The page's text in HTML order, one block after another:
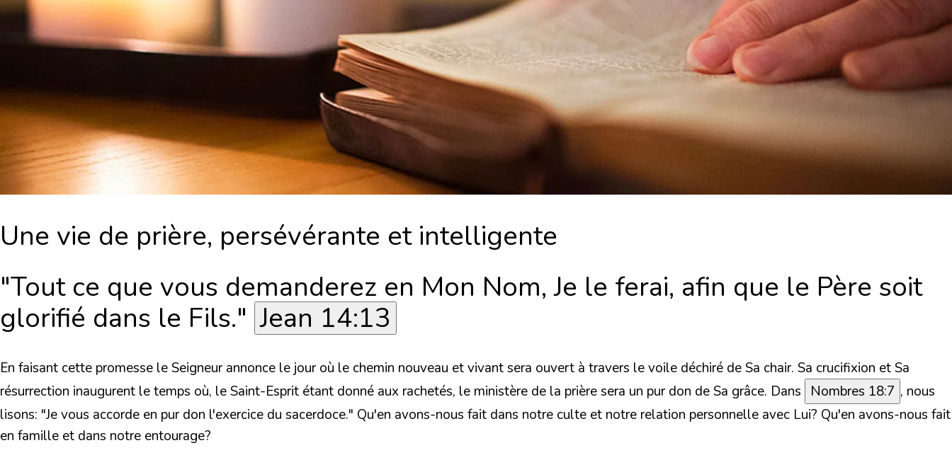
Une vie de prière, persévérante et intelligente
"Tout ce que vous demanderez en Mon Nom, Je le ferai, afin que le Père soit
glorifié dans le Fils." Jean 14:13
En faisant cette promesse le Seigneur annonce le jour où le chemin nouveau et vivant sera ouvert à travers le voile déchiré de Sa chair. Sa crucifixion et Sa
résurrection inaugurent le temps où, le Saint-Esprit étant donné aux rachetés, le ministère de la prière sera un pur don de Sa grâce. Dans Nombres 18:7 , nous
lisons: "Je vous accorde en pur don l'exercice du sacerdoce." Qu'en avons-nous fait dans notre culte et notre relation personnelle avec Lui? Qu'en avons-nous fait
en famille et dans notre entourage?